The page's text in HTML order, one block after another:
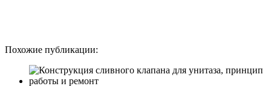
Похожие публикации: